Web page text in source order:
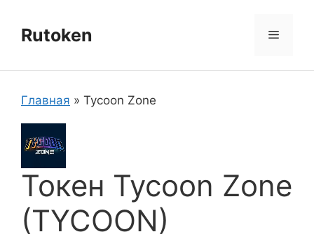
содержимому
Rutoken Меню
Главная » Tycoon Zone
Токен Tycoon Zone
(TYCOON)